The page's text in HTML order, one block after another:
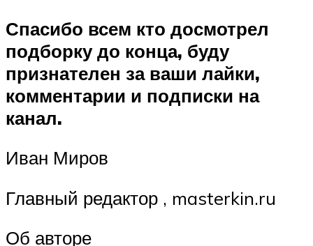
Спасибо всем кто досмотрел
подборку до конца, буду
признателен за ваши лайки,
комментарии и подписки на
канал.
Иван Миров
Главный редактор , masterkin.ru
Об авторе